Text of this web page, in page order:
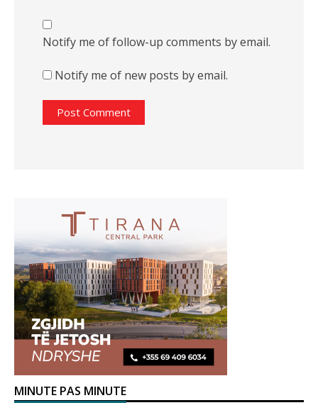
Notify me of follow-up comments by email.
Notify me of new posts by email.
MINUTE PAS MINUTE